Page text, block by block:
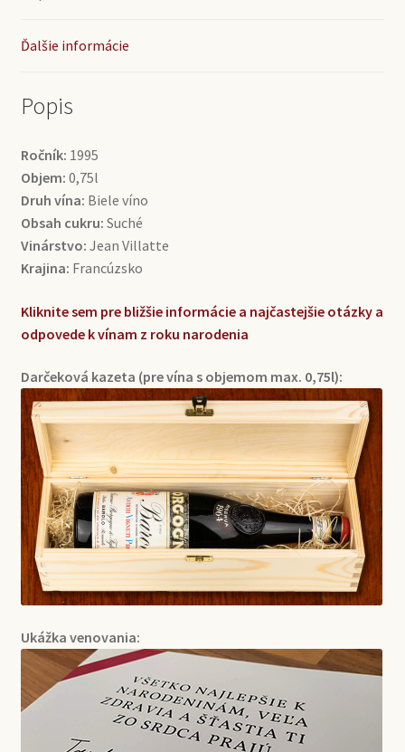
Ďalšie informácie
Popis
Ročník: 1995
Objem: 0,75l
Druh vína: Biele víno
Obsah cukru: Suché
Vinárstvo: Jean Villatte
Krajina: Francúzsko
Kliknite sem pre bližšie informácie a najčastejšie otázky a
odpovede k vínam z roku narodenia
Darčeková kazeta (pre vína s objemom max. 0,75l):
Ukážka venovania: